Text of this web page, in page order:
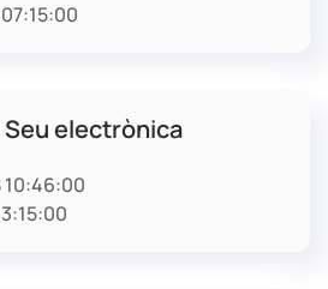
electrònica
10:46:00